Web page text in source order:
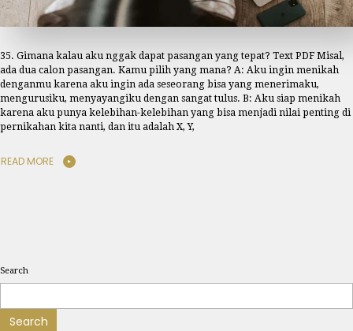
35. Gimana kalau aku nggak dapat pasangan yang tepat? Text PDF Misal,
ada dua calon pasangan. Kamu pilih yang mana? A: Aku ingin menikah
denganmu karena aku ingin ada seseorang bisa yang menerimaku,
mengurusiku, menyayangiku dengan sangat tulus. B: Aku siap menikah
karena aku punya kelebihan-kelebihan yang bisa menjadi nilai penting di
pernikahan kita nanti, dan itu adalah X, Y,
READ MORE
Search
Search